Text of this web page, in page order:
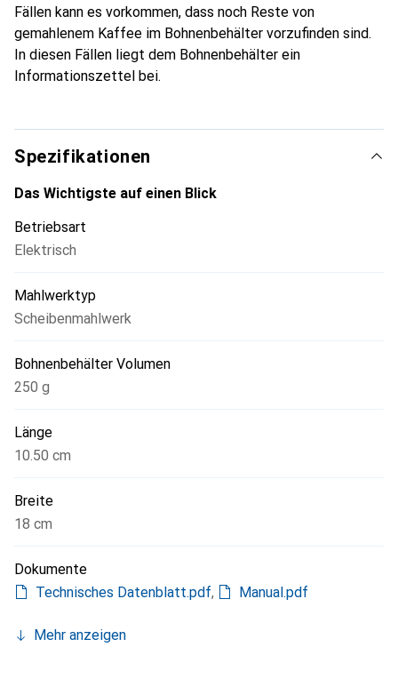
Fällen kann es vorkommen, dass noch Reste von
gemahlenem Kaffee im Bohnenbehälter vorzufinden sind.
In diesen Fällen liegt dem Bohnenbehälter ein
Informationszettel bei.
Spezifikationen
Das Wichtigste auf einen Blick
Betriebsart
Elektrisch
Mahlwerktyp
Scheibenmahlwerk
Bohnenbehälter Volumen
250 g
Länge
10.50 cm
Breite
18 cm
Dokumente
Technisches Datenblatt.pdf, Manual.pdf
Mehr anzeigen